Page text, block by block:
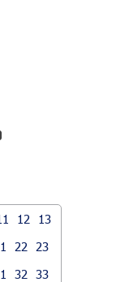
12
13
22
23
32
33